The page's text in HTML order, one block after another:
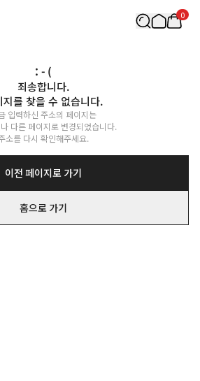
0
: - (
죄송합니다.
지를 찾을 수 없습니다.
입력하신 주소의 페이지는
다른 페이지로 변경되었습니다.
소를 다시 확인해주세요.
이전 페이지로 가기
홈으로 가기